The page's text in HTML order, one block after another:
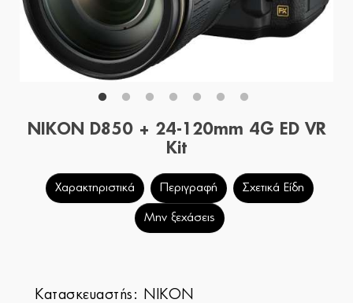
NIKON D850 + 24-120mm 4G ED VR
Kit
Χαρακτηριστικά Περιγραφή Σχετικά Είδη
Μην ξεχάσεις
Κατασκευαστής: NIKON